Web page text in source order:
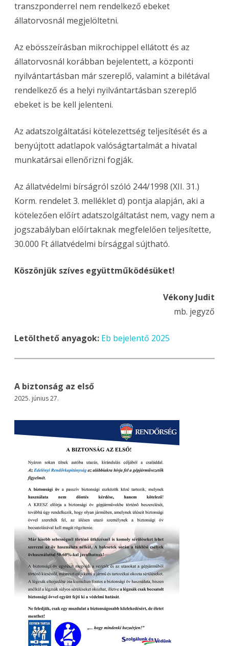
transzponderrel nem rendelkező ebeket
állatorvosnál megjelöltetni.
Az ebösszeírásban mikrochippel ellátott és az
állatorvosnál korábban bejelentett, a központi
nyilvántartásban már szereplő, valamint a bilétával
rendelkező és a helyi nyilvántartásban szereplő
ebeket is be kell jelenteni.
Az adatszolgáltatási kötelezettség teljesítését és a
benyújtott adatlapok valóságtartalmát a hivatal
munkatársai ellenőrizni fogják.
Az állatvédelmi bírságról szóló 244/1998 (XII. 31.)
Korm. rendelet 3. melléklet d) pontja alapján, aki a
kötelezően előírt adatszolgáltatást nem, vagy nem a
jogszabályban előírtaknak megfelelően teljesítette,
30.000 Ft állatvédelmi bírsággal sújtható.
Köszönjük szíves együttműködésüket!
Vékony Judit
mb. jegyző
Letölthető anyagok: Eb bejelentő 2025
A biztonság az első
2025. június 27.